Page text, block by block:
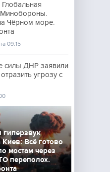
Глобальная
Чёрном море.
09:15
силы ДНР заявили
угрозу с
гиперзвук
Всё готово
мостам через
переполох.